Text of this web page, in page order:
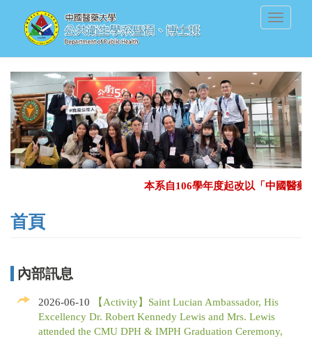
Toggle
本系自106學年度起改以「中國醫藥
首頁
內部訊息
2026-06-10
【Activity】Saint Lucian Ambassador, His
Excellency Dr. Robert Kennedy Lewis and Mrs. Lewis
attended the CMU DPH & IMPH Graduation Ceremony,